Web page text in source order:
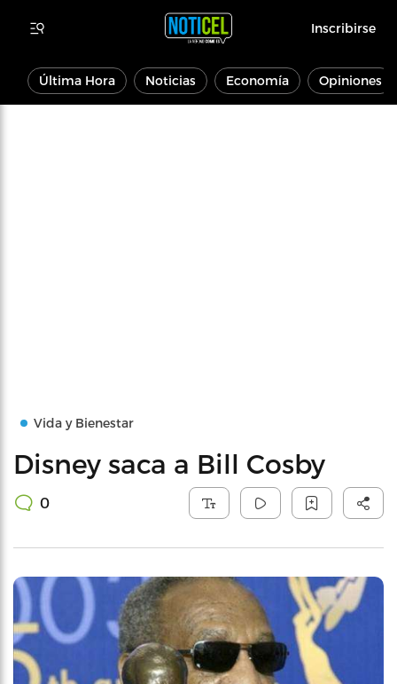
Inscribirse
Última Hora Noticias Economía Opiniones
Vida y Bienestar
Disney saca a Bill Cosby
0